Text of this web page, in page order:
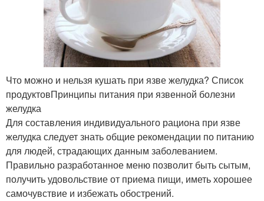
Что можно и нельзя кушать при язве желудка? Список
продуктовПринципы питания при язвенной болезни
желудка
Для составления индивидуального рациона при язве
желудка следует знать общие рекомендации по питанию
для людей, страдающих данным заболеванием.
Правильно разработанное меню позволит быть сытым,
получить удовольствие от приема пищи, иметь хорошее
самочувствие и избежать обострений.